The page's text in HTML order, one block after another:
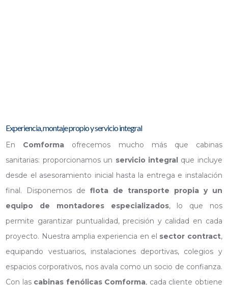
Experiencia, montaje propio y servicio integral
En Comforma ofrecemos mucho más que cabinas
sanitarias: proporcionamos un servicio integralque incluye
desde el asesoramiento inicial hasta la entrega e instalación
final. Disponemos deflota de transporte propia y un
equipo de montadores especializados, lo que nos
permite garantizar puntualidad, precisión y calidad en cada
proyecto. Nuestra amplia experiencia en el sector contract,
equipando vestuarios, instalaciones deportivas, colegios y
espacios corporativos, nos avala como un socio de confianza.
Con las cabinas fenólicas Comforma, cada cliente obtiene